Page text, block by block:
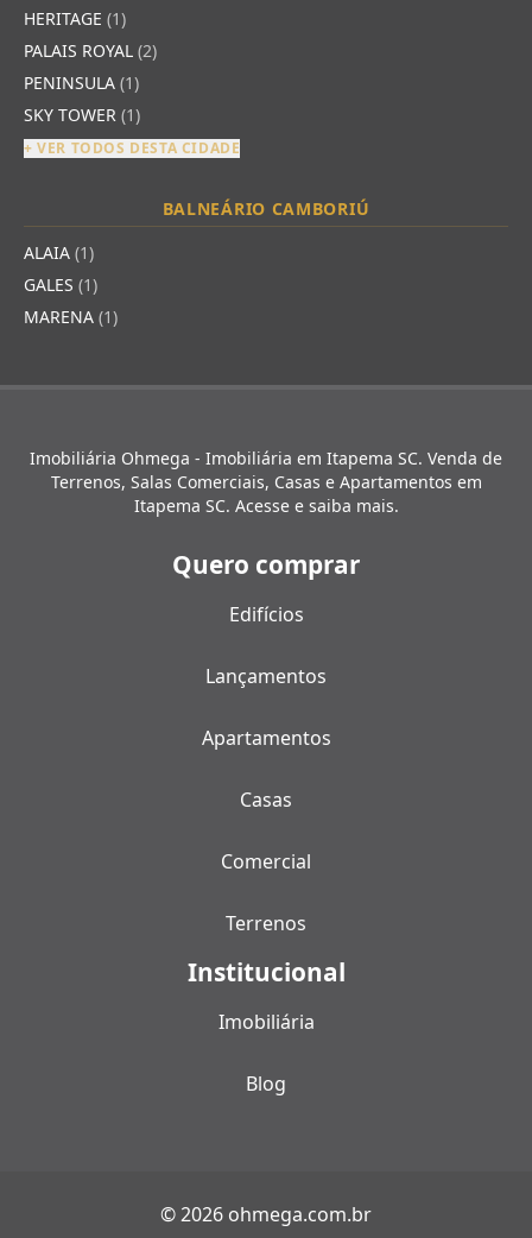
HERITAGE (1)
PALAIS ROYAL (2)
PENINSULA (1)
SKY TOWER (1)
+ VER TODOS DESTA CIDADE
BALNEÁRIO CAMBORIÚ
ALAIA (1)
GALES (1)
MARENA (1)
Imobiliária Ohmega - Imobiliária em Itapema SC. Venda de
Terrenos, Salas Comerciais, Casas e Apartamentos em
Itapema SC. Acesse e saiba mais.
Quero comprar
Edifícios
Lançamentos
Apartamentos
Casas
Comercial
Terrenos
Institucional
Imobiliária
Blog
© 2026 ohmega.com.br